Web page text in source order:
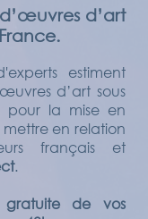
d’art
estiment
d’art sous
pour la mise en
en relation
français et
.
gratuite de vos